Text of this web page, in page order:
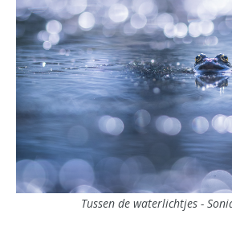
Tussen de waterlichtjes -